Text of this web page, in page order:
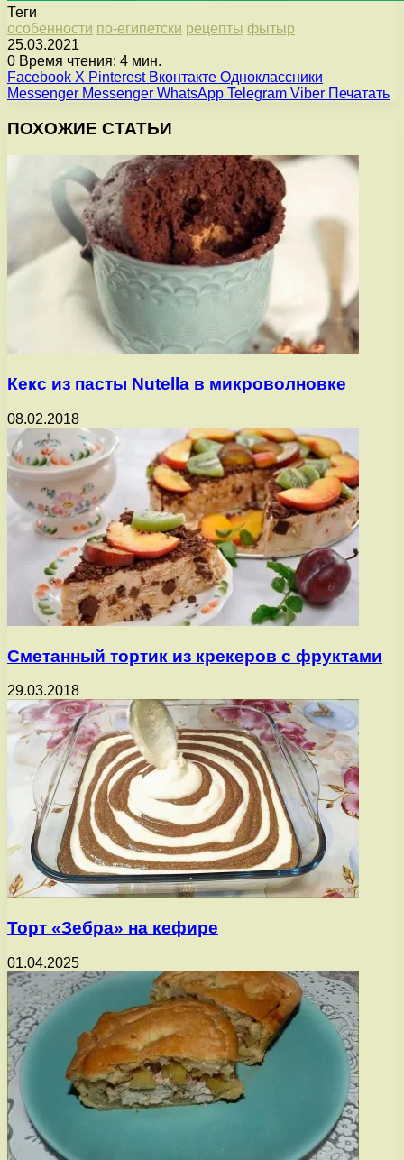
Теги
особенности по-египетски рецепты фытыр
25.03.2021
0 Время чтения: 4 мин.
Facebook X Pinterest Вконтакте Одноклассники
Messenger Messenger WhatsApp Telegram Viber Печатать
ПОХОЖИЕ СТАТЬИ
Кекс из пасты Nutella в микроволновке
08.02.2018
Сметанный тортик из крекеров с фруктами
29.03.2018
Торт «Зебра» на кефире
01.04.2025